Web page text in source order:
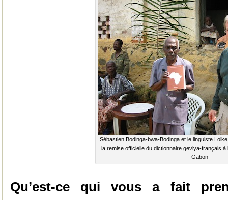
Sébastien Bodinga-bwa-Bodinga et le linguiste
la remise officielle du dictionnaire geviya-français
Gabon
Qu’est-ce qui vous a fait